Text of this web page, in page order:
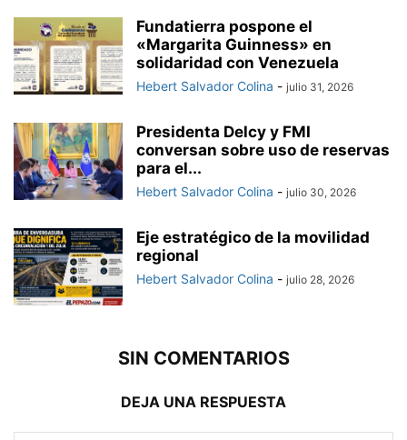
Fundatierra pospone el
«Margarita Guinness» en
solidaridad con Venezuela
Hebert Salvador Colina - julio 31, 2026
Presidenta Delcy y FMI
conversan sobre uso de reservas
para el...
Hebert Salvador Colina - julio 30, 2026
Eje estratégico de la movilidad
regional
Hebert Salvador Colina - julio 28, 2026
SIN COMENTARIOS
DEJA UNA RESPUESTA